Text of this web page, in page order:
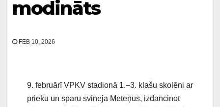
modināts
FEB 10, 2026
9. februārī VPKV stadionā 1.–3. klašu skolēni ar
prieku un sparu svinēja Meteņus, izdancinot